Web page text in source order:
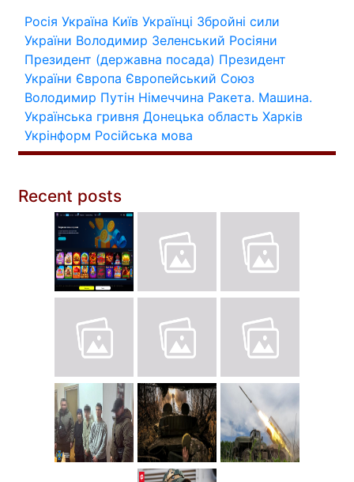
Росія Україна Київ Українці Збройні сили
України Володимир Зеленський Росіяни
Президент (державна посада) Президент
України Європа Європейський Союз
Володимир Путін Німеччина Ракета. Машина.
Українська гривня Донецька область Харків
Укрінформ Російська мова
Recent posts